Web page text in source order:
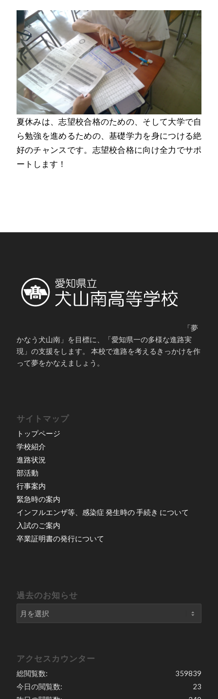
夏休みは、志望校合格のための、そして大学で自
ら勉強を進めるための、基礎学力を身につける絶
好のチャンスです。志望校合格に向け全力でサポ
ートします！
「夢
かなう犬山南」を目標に、「愛知県一の多様な進路実
現」の支援をします。 本校で進路を考えるきっかけを作
って夢をかなえましょう。
サイトマップ
トップページ
学校紹介
進路状況
部活動
行事案内
緊急時の案内
インフルエンザ等、感染症 発生時の 手続き について
入試のご案内
卒業証明書の発行について
過去のお知らせ
アクセスカウンター
359839
総閲覧数:
23
今日の閲覧数: